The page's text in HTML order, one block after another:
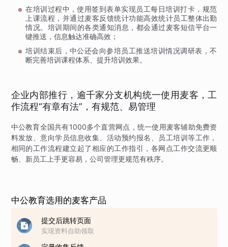
在培训过程中，使用签到表单实现员工每日培训打卡，规范
上课流程，并通过麦客反馈统计功能高效统计员工整体出勤
情况。培训期间的各类通知消息，都会通过麦客短信平台一
键推送，信息触达准确高效；
培训结束后，中公还会向参培员工推送培训情况调研表，不
断完善培训课程体系、提升培训效果。
企业内部推行，逾千家分支机构统一使用麦客，工
作流程“有章有法”，有规范、易管理
中公教育全国共有1000多个直营网点，统一使用麦客辅助免费资
料发放、意向学员信息收集、活动预约报名、员工培训等工作，
相同的工作流程建立起了相应的工作指引，各网点工作交流更顺
畅、新员工上手更容易，公司管理更规范有秩序。
中公教育选用的麦客产品
提交后跳转页面
实现资料自助领取